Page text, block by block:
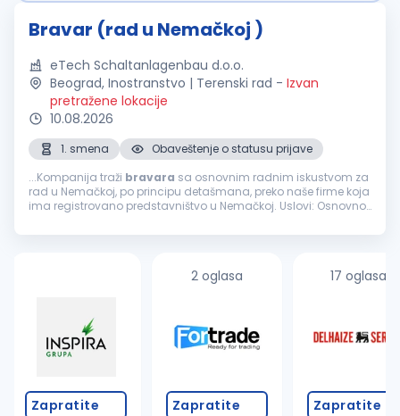
Bravar (rad u Nemačkoj )
eTech Schaltanlagenbau d.o.o.
Beograd, Inostranstvo | Terenski rad - Izvan
pretražene lokacije
10.08.2026
1. smena
Obaveštenje o statusu prijave
...Kompanija traži bravara sa osnovnim radnim iskustvom za
rad u Nemačkoj, po principu detašmana, preko naše firme koja
ima registrovano predstavništvo u Nemačkoj. Uslovi: Osnovno
metalnim...
Zapratite
2 oglasa
Zapratite
17 oglasa
Zapratite